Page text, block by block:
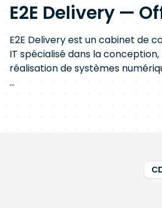
E2E Delivery —
E2E Delivery est un cabinet de
IT spécialisé dans la
réalisation de systèmes